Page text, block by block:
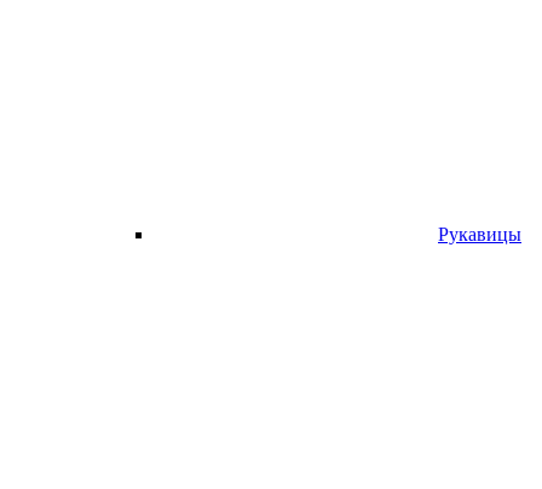
Рукавицы